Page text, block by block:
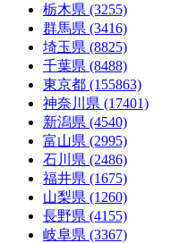
栃木県 (3255)
群馬県 (3416)
埼玉県 (8825)
千葉県 (8488)
東京都 (155863)
神奈川県 (17401)
新潟県 (4540)
富山県 (2995)
石川県 (2486)
福井県 (1675)
山梨県 (1260)
長野県 (4155)
岐阜県 (3367)